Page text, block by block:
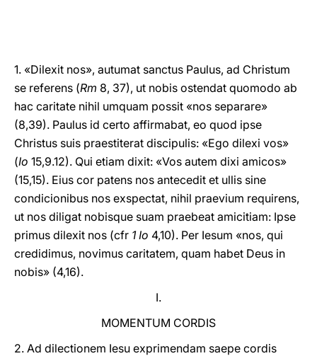
1. «Dilexit nos», autumat sanctus Paulus, ad Christum
se referens (Rm 8, 37), ut nobis ostendat quomodo ab
hac caritate nihil umquam possit «nos separare»
(8,39). Paulus id certo affirmabat, eo quod ipse
Christus suis praestiterat discipulis: «Ego dilexi vos»
(Io 15,9.12). Qui etiam dixit: «Vos autem dixi amicos»
(15,15). Eius cor patens nos antecedit et ullis sine
condicionibus nos exspectat, nihil praevium requirens,
ut nos diligat nobisque suam praebeat amicitiam: Ipse
primus dilexit nos (cfr 1 Io 4,10). Per Iesum «nos, qui
credidimus, novimus caritatem, quam habet Deus in
nobis» (4,16).
I.
MOMENTUM CORDIS
2. Ad dilectionem Iesu exprimendam saepe cordis